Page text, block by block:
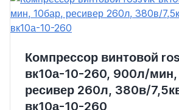
Компрессор винтовой
вк10а-10-260, 900л/мин,
ресивер 260л, 380в/
вк10а-10-260